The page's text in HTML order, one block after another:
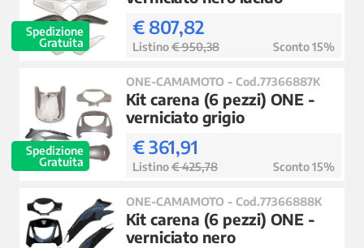
Spedizione
Gratuita
€ 807,82
Listino€ 950,38 Sconto 15%
Spedizione
Gratuita
ONE-CAMAMOTO - Cod.77366887K
Kit carena (6 pezzi) ONE -
verniciato grigio
€ 361,91
Listino€ 425,78 Sconto 15%
ONE-CAMAMOTO - Cod.77366888K
Kit carena (6 pezzi) ONE -
verniciato nero